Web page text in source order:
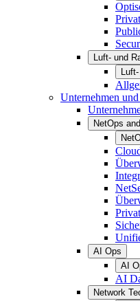
Luft- und
Unternehmen
NetOps
AI Ops
AI
AI
Network